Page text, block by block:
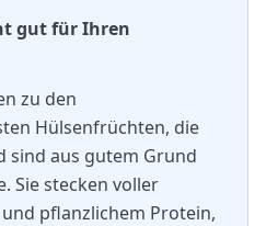
gut für Ihren
zu den
Hülsenfrüchten, die
sind aus gutem Grund
Sie stecken voller
pflanzlichem Protein,